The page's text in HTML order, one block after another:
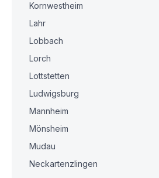
Kornwestheim
Lahr
Lobbach
Lorch
Lottstetten
Ludwigsburg
Mannheim
Mönsheim
Mudau
Neckartenzlingen